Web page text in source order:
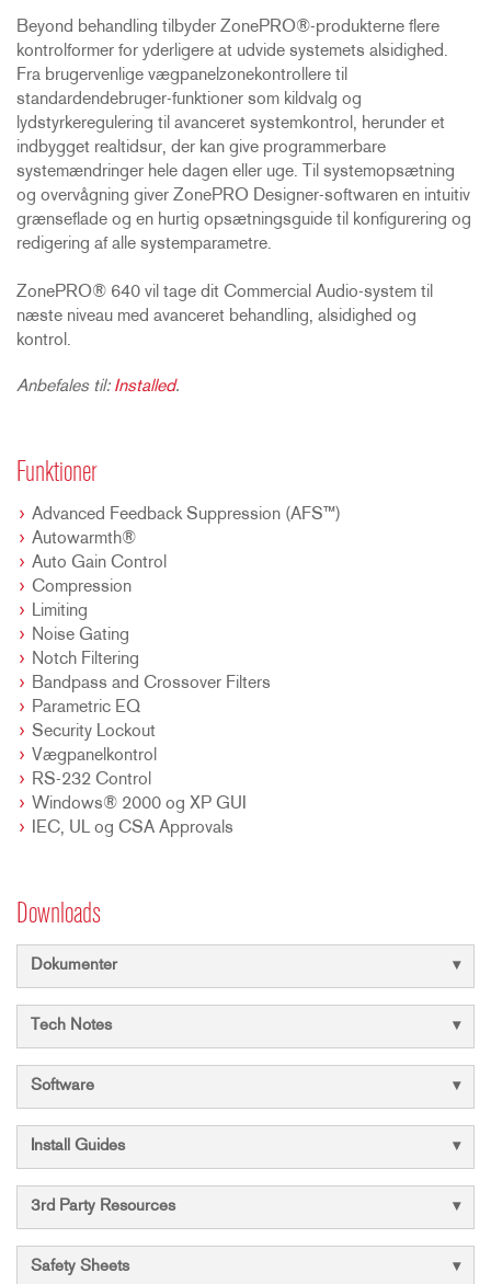
Beyond behandling tilbyder ZonePRO®-produkterne flere
kontrolformer for yderligere at udvide systemets alsidighed.
Fra brugervenlige vægpanelzonekontrollere til
standardendebruger-funktioner som kildvalg og
lydstyrkeregulering til avanceret systemkontrol, herunder et
indbygget realtidsur, der kan give programmerbare
systemændringer hele dagen eller uge. Til systemopsætning
og overvågning giver ZonePRO Designer-softwaren en intuitiv
grænseflade og en hurtig opsætningsguide til konfigurering og
redigering af alle systemparametre.
ZonePRO® 640 vil tage dit Commercial Audio-system til
næste niveau med avanceret behandling, alsidighed og
kontrol.
Anbefales til: Installed.
Funktioner
Advanced Feedback Suppression (AFS™)
Autowarmth®
Auto Gain Control
Compression
Limiting
Noise Gating
Notch Filtering
Bandpass and Crossover Filters
Parametric EQ
Security Lockout
Vægpanelkontrol
RS-232 Control
Windows® 2000 og XP GUI
IEC, UL og CSA Approvals
Downloads
Dokumenter
Tech Notes
Software
Install Guides
3rd Party Resources
Safety Sheets